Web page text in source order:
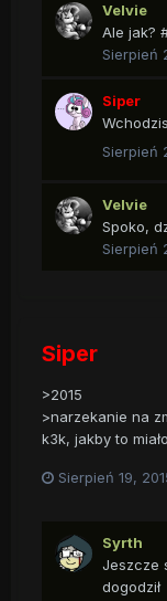
Velvie
Ale jak?
Sierpień
Siper
Sierpień
Velvie
Spoko,
Sierpień
Siper
>2015
>narzekanie na
k3k, jakby to
Sierpień 19,
Syrth
Jeszcze
dogodził